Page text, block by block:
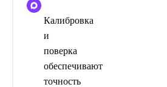
Калибровка
и
поверка
обеспечивают
точность